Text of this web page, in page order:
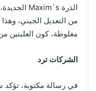
من التعديل الجيني،
مغلوطة، كون العلبتين
الشركات ترد
في رسالة مكتوبة، تؤكد